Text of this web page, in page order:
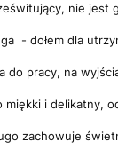
nie jest
- dołem dla
do pracy, na
miękki i delikatny,
zachowuje